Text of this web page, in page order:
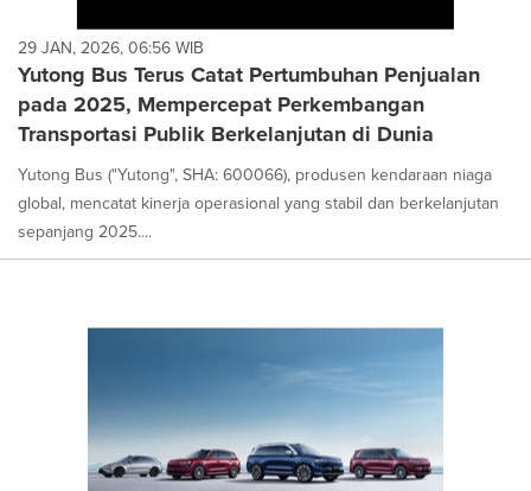
each
option
is
selected.
29 JAN, 2026, 06:56 WIB
Yutong Bus Terus Catat Pertumbuhan Penjualan
pada 2025, Mempercepat Perkembangan
Transportasi Publik Berkelanjutan di Dunia
Yutong Bus ("Yutong", SHA: 600066), produsen kendaraan niaga
global, mencatat kinerja operasional yang stabil dan berkelanjutan
sepanjang 2025....